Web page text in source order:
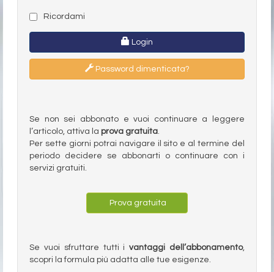
Ricordami
Login
Password dimenticata?
Se non sei abbonato e vuoi continuare a leggere
l’articolo, attiva la prova gratuita.
Per sette giorni potrai navigare il sito e al termine del
periodo decidere se abbonarti o continuare con i
servizi gratuiti.
Prova gratuita
Se vuoi sfruttare tutti ivantaggi dell’abbonamento,
scopri la formula più adatta alle tue esigenze.